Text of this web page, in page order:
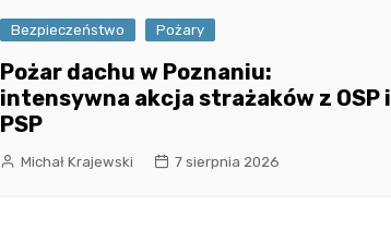
Bezpieczeństwo Pożary
Pożar dachu w Poznaniu:
intensywna akcja strażaków z OSP i
PSP
Michał Krajewski 7 sierpnia 2026